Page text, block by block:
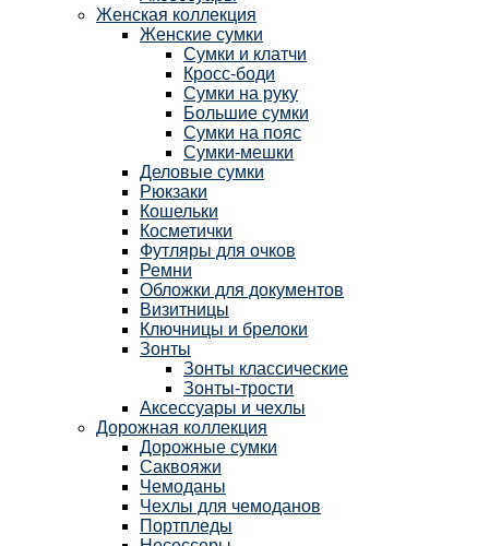
Женская коллекция
Женские сумки
Сумки и клатчи
Кросс-боди
Сумки на руку
Большие сумки
Сумки на пояс
Сумки-мешки
Деловые сумки
Рюкзаки
Кошельки
Косметички
Футляры для очков
Ремни
Обложки для документов
Визитницы
Ключницы и брелоки
Зонты
Зонты классические
Зонты-трости
Аксессуары и чехлы
Дорожная коллекция
Дорожные сумки
Саквояжи
Чемоданы
Чехлы для чемоданов
Портпледы